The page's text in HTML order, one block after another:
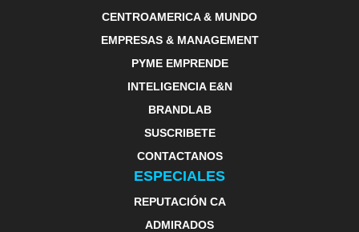
CENTROAMERICA & MUNDO
EMPRESAS & MANAGEMENT
PYME EMPRENDE
INTELIGENCIA E&N
BRANDLAB
SUSCRIBETE
CONTACTANOS
ESPECIALES
REPUTACIÓN CA
ADMIRADOS